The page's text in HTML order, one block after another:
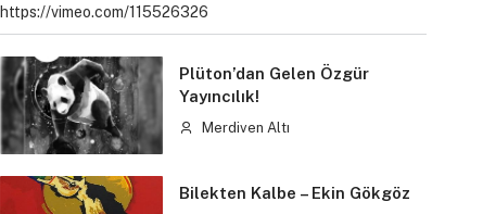
https://vimeo.com/115526326
Plüton’dan Gelen Özgür
Yayıncılık!
Merdiven Altı
Bilekten Kalbe – Ekin Gökgöz